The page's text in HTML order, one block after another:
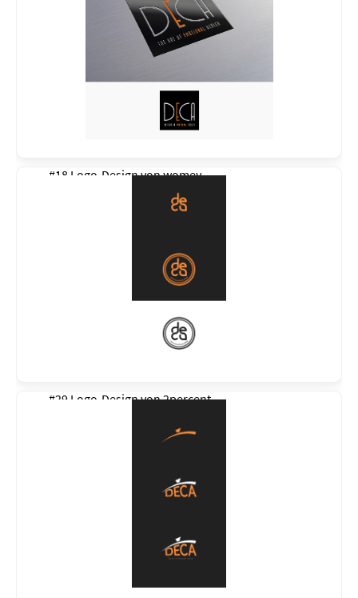
#18 Logo-Design vonwomey
#29 Logo-Design von2percent